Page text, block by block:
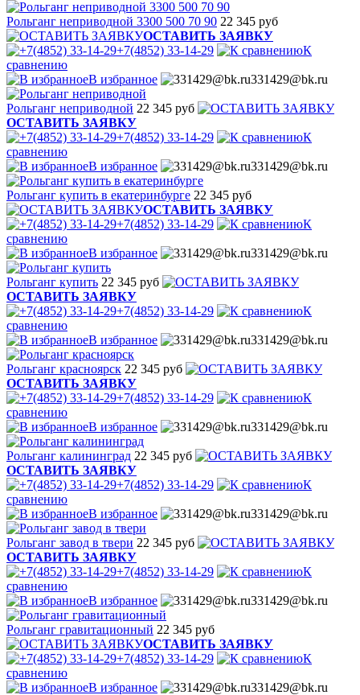
Рольганг неприводной 3300 500 70 90 22 345 руб
ОСТАВИТЬ ЗАЯВКУ
+7(4852) 33-14-29
К
сравнению
В избранное
331429@bk.ru
Рольганг неприводной 22 345 руб
ОСТАВИТЬ ЗАЯВКУ
+7(4852) 33-14-29
К
сравнению
В избранное
331429@bk.ru
Рольганг купить в екатеринбурге 22 345 руб
ОСТАВИТЬ ЗАЯВКУ
+7(4852) 33-14-29
К
сравнению
В избранное
331429@bk.ru
Рольганг купить 22 345 руб
ОСТАВИТЬ ЗАЯВКУ
+7(4852) 33-14-29
К
сравнению
В избранное
331429@bk.ru
Рольганг красноярск 22 345 руб
ОСТАВИТЬ ЗАЯВКУ
+7(4852) 33-14-29
К
сравнению
В избранное
331429@bk.ru
Рольганг калининград 22 345 руб
ОСТАВИТЬ ЗАЯВКУ
+7(4852) 33-14-29
К
сравнению
В избранное
331429@bk.ru
Рольганг завод в твери 22 345 руб
ОСТАВИТЬ ЗАЯВКУ
+7(4852) 33-14-29
К
сравнению
В избранное
331429@bk.ru
Рольганг гравитационный 22 345 руб
ОСТАВИТЬ ЗАЯВКУ
+7(4852) 33-14-29
К
сравнению
В избранное
331429@bk.ru